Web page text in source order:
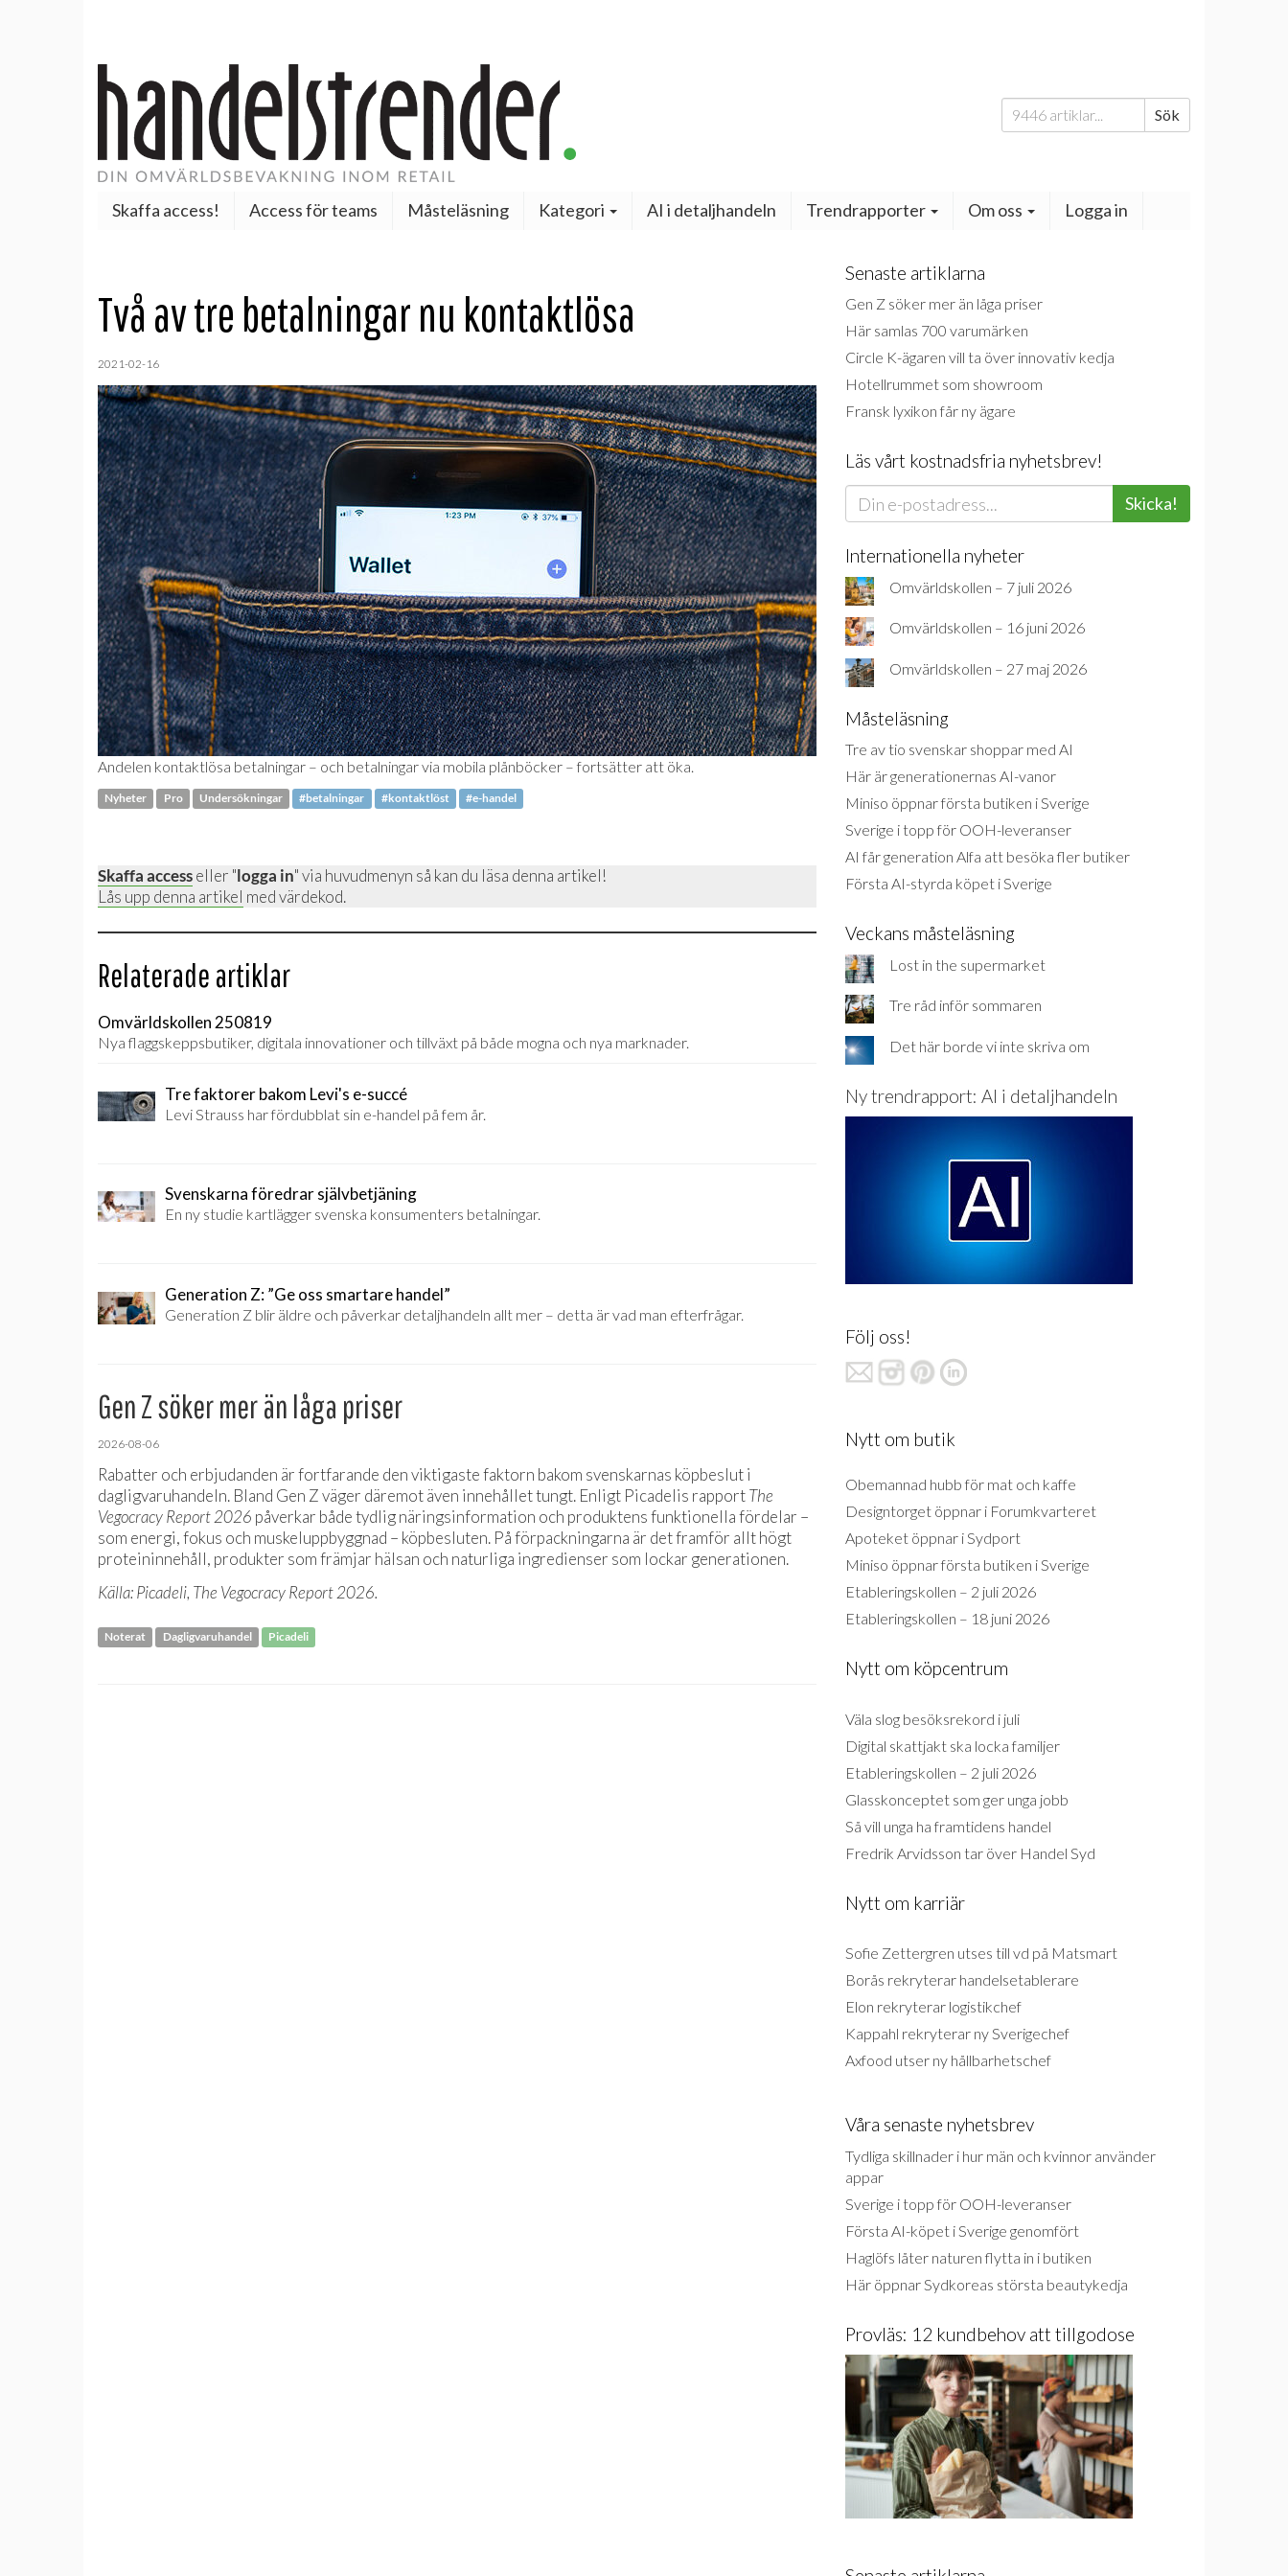
Sök
efter:
Sök
Skaffa access! Access för teams Måsteläsning Kategori AI i detaljhandeln Trendrapporter Om oss Logga in
Två av tre betalningar nu kontaktlösa
2021-02-16
Andelen kontaktlösa betalningar – och betalningar via mobila plånböcker – fortsätter att öka.
Nyheter Pro Undersökningar #betalningar #kontaktlöst #e-handel
Skaffa accesseller "logga in" via huvudmenyn så kan du läsa denna artikel!
Lås upp denna artikel med värdekod.
Relaterade artiklar
Omvärldskollen 250819
Nya flaggskeppsbutiker, digitala innovationer och tillväxt på både mogna och nya marknader.
Tre faktorer bakom Levi's e-succé
Levi Strauss har fördubblat sin e-handel på fem år.
Svenskarna föredrar självbetjäning
En ny studie kartlägger svenska konsumenters betalningar.
Generation Z: ”Ge oss smartare handel”
Generation Z blir äldre och påverkar detaljhandeln allt mer – detta är vad man efterfrågar.
Gen Z söker mer än låga priser
2026-08-06
Rabatter och erbjudanden är fortfarande den viktigaste faktorn bakom svenskarnas köpbeslut i
dagligvaruhandeln. Bland Gen Z väger däremot även innehållet tungt. Enligt Picadelis rapportThe
Vegocracy Report 2026 påverkar både tydlig näringsinformation och produktens funktionella fördelar –
som energi, fokus och muskeluppbyggnad – köpbesluten. På förpackningarna är det framför allt högt
proteininnehåll, produkter som främjar hälsan och naturliga ingredienser som lockar generationen.
Källa: Picadeli, The Vegocracy Report 2026.
Noterat Dagligvaruhandel Picadeli
Senaste artiklarna
Gen Z söker mer än låga priser
Här samlas 700 varumärken
Circle K-ägaren vill ta över innovativ kedja
Hotellrummet som showroom
Fransk lyxikon får ny ägare
Läs vårt kostnadsfria nyhetsbrev!
Skicka!
Internationella nyheter
Omvärldskollen – 7 juli 2026
Omvärldskollen – 16 juni 2026
Omvärldskollen – 27 maj 2026
Måsteläsning
Tre av tio svenskar shoppar med AI
Här är generationernas AI-vanor
Miniso öppnar första butiken i Sverige
Sverige i topp för OOH-leveranser
AI får generation Alfa att besöka fler butiker
Första AI-styrda köpet i Sverige
Veckans måsteläsning
Lost in the supermarket
Tre råd inför sommaren
Det här borde vi inte skriva om
Ny trendrapport: AI i detaljhandeln
Följ oss!
Nytt om butik
Obemannad hubb för mat och kaffe
Designtorget öppnar i Forumkvarteret
Apoteket öppnar i Sydport
Miniso öppnar första butiken i Sverige
Etableringskollen – 2 juli 2026
Etableringskollen – 18 juni 2026
Nytt om köpcentrum
Väla slog besöksrekord i juli
Digital skattjakt ska locka familjer
Etableringskollen – 2 juli 2026
Glasskonceptet som ger unga jobb
Så vill unga ha framtidens handel
Fredrik Arvidsson tar över Handel Syd
Nytt om karriär
Sofie Zettergren utses till vd på Matsmart
Borås rekryterar handelsetablerare
Elon rekryterar logistikchef
Kappahl rekryterar ny Sverigechef
Axfood utser ny hållbarhetschef
Våra senaste nyhetsbrev
Tydliga skillnader i hur män och kvinnor använder
appar
Sverige i topp för OOH-leveranser
Första AI-köpet i Sverige genomfört
Haglöfs låter naturen flytta in i butiken
Här öppnar Sydkoreas största beautykedja
Provläs: 12 kundbehov att tillgodose